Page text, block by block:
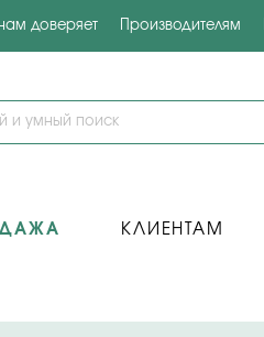
доверяет Производителям
КЛИЕНТАМ